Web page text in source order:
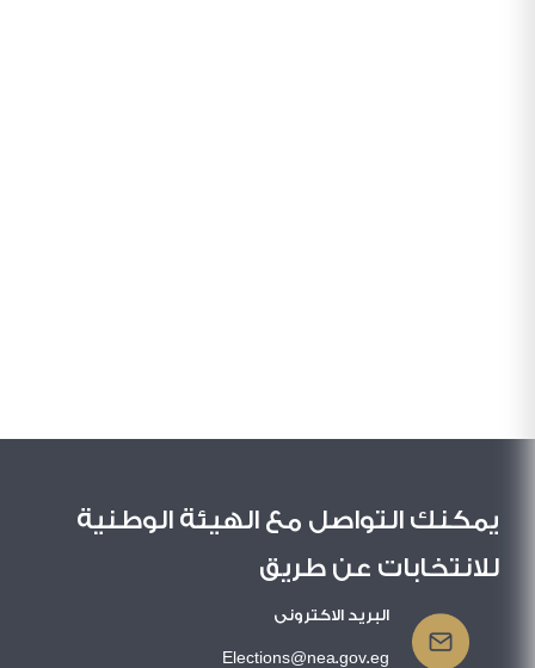
يمكنك التواصل مع الهيئة الوطنية
للانتخابات عن طريق
البريد الاكترونى
Elections@nea.gov.eg